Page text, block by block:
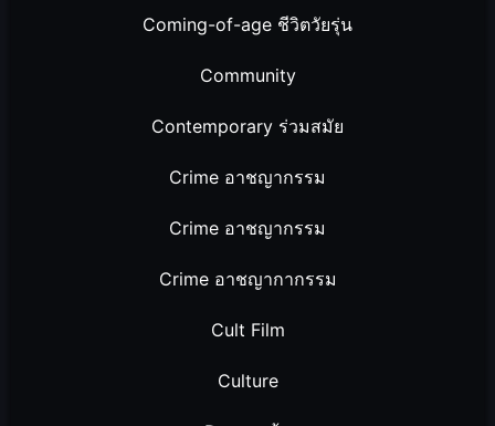
Coming-of-age ชีวิตวัยรุ่น
Community
Contemporary ร่วมสมัย
Crime อาชญากรรม
Crime อาชญากรรม
Crime อาชญากากรรม
Cult Film
Culture